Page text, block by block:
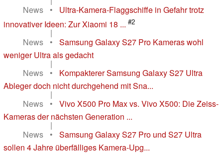
News
•
Ultra-Kamera-Flaggschiffe in Gefahr trotz
innovativer Ideen: Zur Xiaomi 18 ... #2
|
News
•
Samsung Galaxy S27 Pro Kameras wohl
weniger Ultra als gedacht
|
News
•
Kompakterer Samsung Galaxy S27 Ultra
Ableger doch nicht durchgehend mit Sna...
|
News
•
Vivo X500 Pro Max vs. Vivo X500: Die Zeiss-
Kameras der nächsten Generation ...
|
News
•
Samsung Galaxy S27 Pro und S27 Ultra
sollen 4 Jahre überfälliges Kamera-Upg...